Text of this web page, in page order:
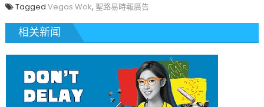
Tagged Vegas Wok, 聖路易時報廣告
相关新闻